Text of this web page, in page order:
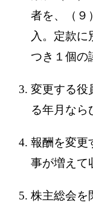
者を、（９
入。定款に
つき１個の
変更する役
る年月なら
報酬を変更
事が増えて
株主総会を